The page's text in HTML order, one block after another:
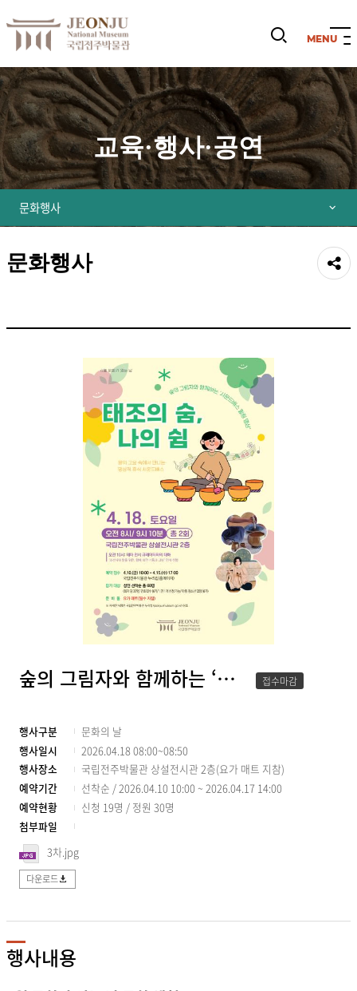
색
열
기
교육·행사·공연
문화행사
문화행사
숲의 그림자와 함께하는 ‘사운드배스 힐링 명상’ - 오전 8시(성인) 접수마감
행사구분
문화의 날
행사일시
2026.04.18 08:00~08:50
행사장소
국립전주박물관 상설전시관 2층(요가 매트 지참)
예약기간
선착순 / 2026.04.10 10:00 ~ 2026.04.17 14:00
예약현황
신청 19명 / 정원 30명
첨부파일
3차.jpg
다운로드
행사내용